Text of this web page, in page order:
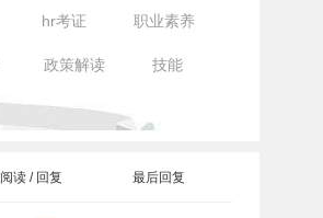
hr考证 职业素养
政策解读 技能
最后回复
阅读 / 回复